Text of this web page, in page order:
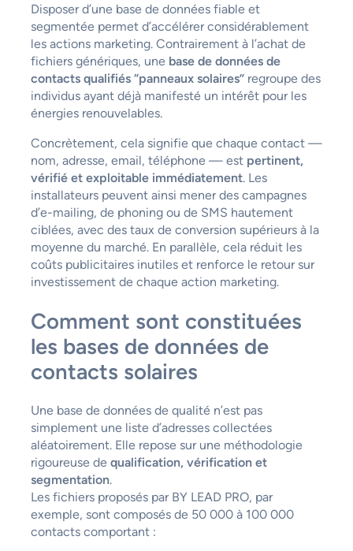
Disposer d’une base de données fiable et
segmentée permet d’accélérer considérablement
les actions marketing. Contrairement à l’achat de
fichiers génériques, une base de données de
contacts qualifiés “panneaux solaires”regroupe des
individus ayant déjà manifesté un intérêt pour les
énergies renouvelables.
Concrètement, cela signifie que chaque contact —
nom, adresse, email, téléphone — est pertinent,
vérifié et exploitable immédiatement. Les
installateurs peuvent ainsi mener des campagnes
d’e-mailing, de phoning ou de SMS hautement
ciblées, avec des taux de conversion supérieurs à la
moyenne du marché. En parallèle, cela réduit les
coûts publicitaires inutiles et renforce le retour sur
investissement de chaque action marketing.
Comment sont constituées
les bases de données de
contacts solaires
Une base de données de qualité n’est pas
simplement une liste d’adresses collectées
aléatoirement. Elle repose sur une méthodologie
rigoureuse de qualification, vérification et
segmentation.
Les fichiers proposés par BY LEAD PRO, par
exemple, sont composés de 50 000 à 100 000
contacts comportant :